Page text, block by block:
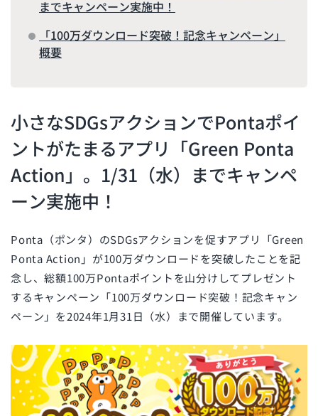
までキャンペーン実施中！
「100万ダウンロード突破！記念キャンペーン」
概要
小さなSDGsアクションでPontaポイ
ントがたまるアプリ「Green Ponta
Action」。1/31（水）までキャンペ
ーン実施中！
Ponta（ポンタ）のSDGsアクションを促すアプリ「Green
Ponta Action」が100万ダウンロードを突破したことを記
念し、総額100万Pontaポイントを山分けしてプレゼント
するキャンペーン「100万ダウンロード突破！記念キャン
ペーン」を2024年1月31日（水）まで開催しています。